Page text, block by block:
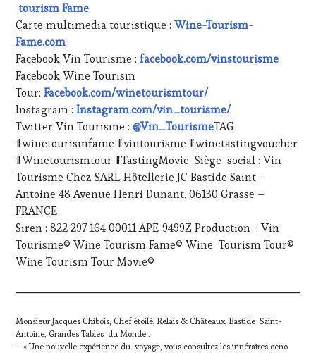
tourism Fame
Carte multimedia touristique :Wine-Tourism-
Fame.com
Facebook Vin Tourisme :facebook.com/vinstourisme
Facebook Wine Tourism
Tour:Facebook.com/winetourismtour/
Instagram :Instagram.com/vin_tourisme/
Twitter Vin Tourisme :@Vin_TourismeTAG
#winetourismfame #vintourisme #winetastingvoucher
#Winetourismtour #TastingMovie Siège social : Vin
Tourisme Chez SARL Hôtellerie JC Bastide Saint-
Antoine 48 Avenue Henri Dunant, 06130 Grasse –
FRANCE
Siren : 822 297 164 00011 APE 9499Z Production : Vin
Tourisme© Wine Tourism Fame© Wine Tourism Tour©
Wine Tourism Tour Movie©
Monsieur Jacques Chibois, Chef étoilé, Relais & Châteaux, Bastide Saint-
Antoine, Grandes Tables du Monde :
– « Une nouvelle expérience du voyage, vous consultez les itinéraires oeno